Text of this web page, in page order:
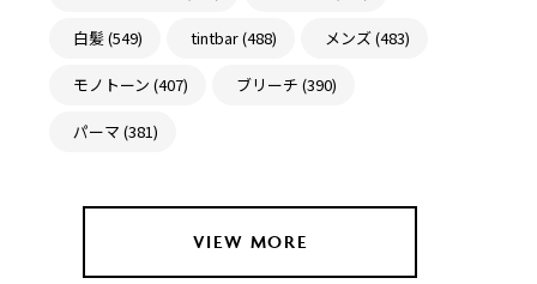
白髪 (549) tintbar (488) メンズ (483)
モノトーン (407) ブリーチ (390)
パーマ (381)
VIEW MORE